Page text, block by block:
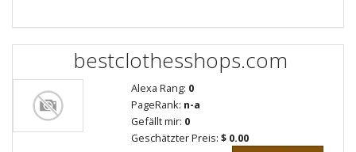
bestclothesshops.com
Alexa Rang: 0
PageRank: n-a
Gefällt mir: 0
Geschätzter Preis: $ 0.00